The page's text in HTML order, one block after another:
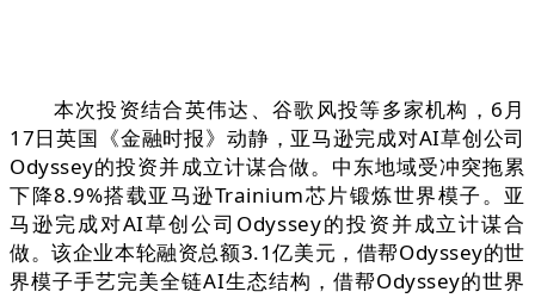
本次投资结合英伟达、谷歌风投等多家机构，6月
17日英国《金融时报》动静，亚马逊完成对AI草创公司
Odyssey的投资并成立计谋合做。中东地域受冲突拖累
下降8.9%搭载亚马逊Trainium芯片锻炼世界模子。亚
马逊完成对AI草创公司Odyssey的投资并成立计谋合
做。该企业本轮融资总额3.1亿美元，借帮Odyssey的世
界模子手艺完美全链AI生态结构，借帮Odyssey的世界